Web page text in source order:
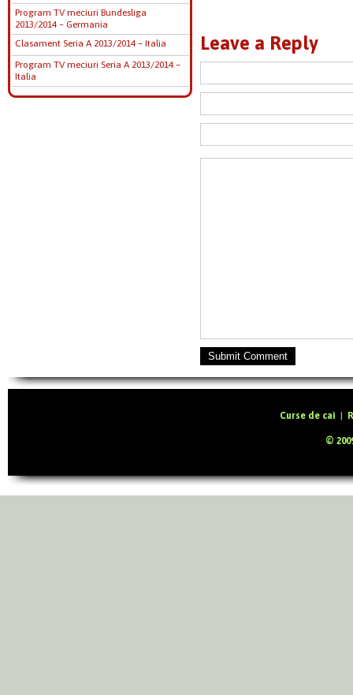
Program TV meciuri Bundesliga
2013/2014 – Germania
Clasament Seria A 2013/2014 – Italia
Program TV meciuri Seria A 2013/2014 –
Italia
Leave a Reply
Submit Comment
Curse de cai |
©